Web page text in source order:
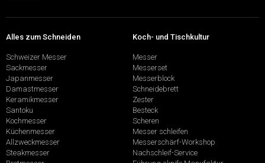
Alles zum Schneiden
Schweizer Messer
Sackmesser
Japanmesser
Damastmesser
Keramikmesser
Santoku
Kochmesser
Küchenmesser
Allzweckmesser
Steakmesser
Koch- und Tischkultur
Messer
Messerset
Messerblock
Schneidebrett
Zester
Besteck
Scheren
Messer schleifen
Messerschärf-Workshop
Nachschleif-Service